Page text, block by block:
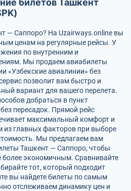
билетов Ташкент
— Саппоро? На Uzairways.online вы
ценам на регулярные рейсы. У
по внутренним и
Мы продаем авиабилеты
«Узбекские авиалинии» без
позволит вам быстро и
вариант для вашего перелета.
добраться в пункт
пересадок. Прямой рейс
максимальный комфорт и
главных факторов при выборе
Мы предлагаем вам
Ташкент — Саппоро, чтобы
более экономичным. Сравнивайте
тот, который подходит
вы найдете билеты по самым
отслеживаем динамику цен и